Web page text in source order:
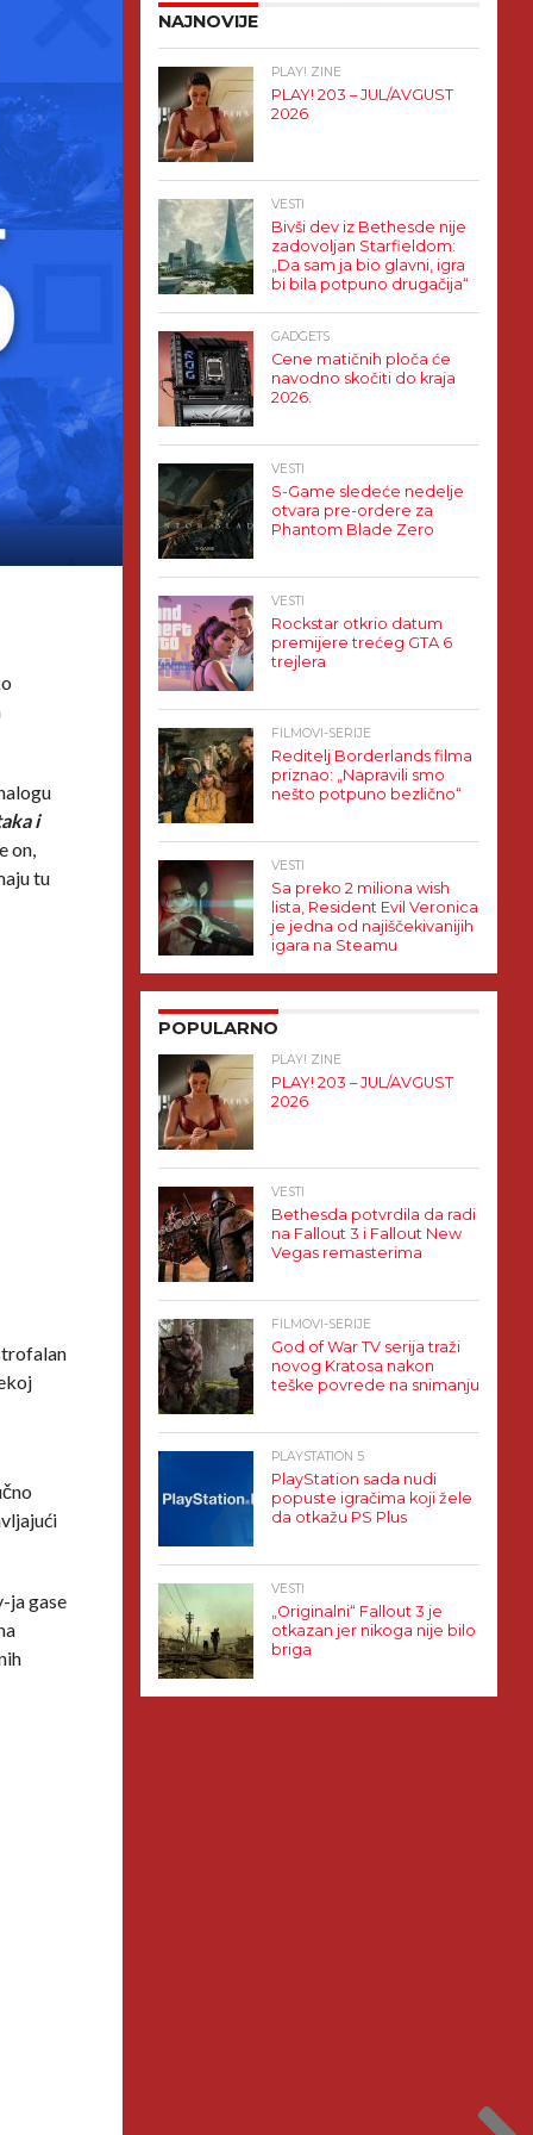
i
on,
tu
ja gase
NAJNOVIJE
PLAY! ZINE
PLAY! 203 – JUL/AVGUST
2026
VESTI
Bivši dev iz Bethesde nije
zadovoljan Starfieldom:
„Da sam ja bio glavni, igra
bi bila potpuno drugačija“
GADGETS
Cene matičnih ploča će
navodno skočiti do kraja
2026.
VESTI
S-Game sledeće nedelje
otvara pre-ordere za
Phantom Blade Zero
VESTI
Rockstar otkrio datum
premijere trećeg GTA 6
trejlera
FILMOVI-SERIJE
Reditelj Borderlands filma
priznao: „Napravili smo
nešto potpuno bezlično“
VESTI
Sa preko 2 miliona wish
lista, Resident Evil Veronica
je jedna od najiščekivanijih
igara na Steamu
POPULARNO
PLAY! ZINE
PLAY! 203 – JUL/AVGUST
2026
VESTI
Bethesda potvrdila da radi
na Fallout 3 i Fallout New
Vegas remasterima
FILMOVI-SERIJE
God of War TV serija traži
novog Kratosa nakon
teške povrede na snimanju
PLAYSTATION 5
PlayStation sada nudi
popuste igračima koji žele
da otkažu PS Plus
VESTI
„Originalni“ Fallout 3 je
otkazan jer nikoga nije bilo
briga